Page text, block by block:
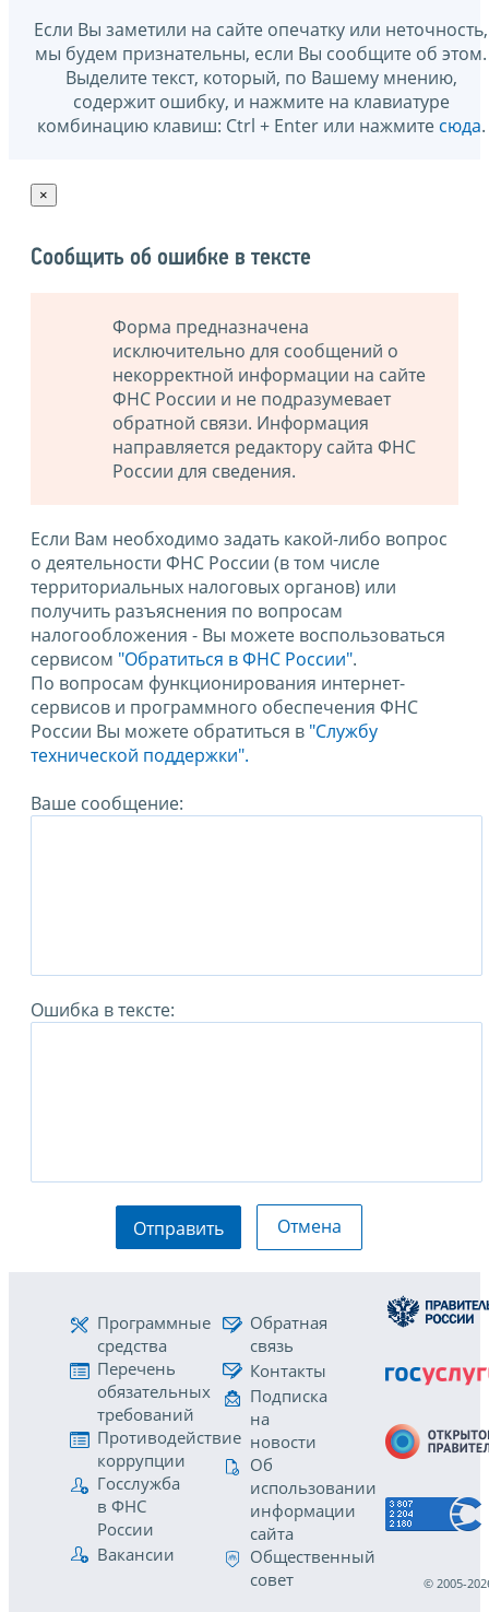
Если Вы заметили на сайте опечатку или неточность,
мы будем признательны, если Вы сообщите об этом.
Выделите текст, который, по Вашему мнению,
содержит ошибку, и нажмите на клавиатуре
комбинацию клавиш: Ctrl + Enter или нажмите сюда.
×
Сообщить об ошибке в тексте
Форма предназначена
исключительно для сообщений о
некорректной информации на сайте
ФНС России и не подразумевает
обратной связи. Информация
направляется редактору сайта ФНС
России для сведения.
Если Вам необходимо задать какой-либо вопрос
о деятельности ФНС России (в том числе
территориальных налоговых органов) или
получить разъяснения по вопросам
налогообложения - Вы можете воспользоваться
сервисом "Обратиться в ФНС России".
По вопросам функционирования интернет-
сервисов и программного обеспечения ФНС
России Вы можете обратиться в "Службу
технической поддержки".
Ваше сообщение:
Ошибка в тексте:
Отправить Отмена
Программные
средства
Перечень
обязательных
требований
Противодействие
коррупции
Госслужба
в ФНС
России
Вакансии
Обратная
связь
Контакты
Подписка
на
новости
Об
использовании
информации
сайта
Общественный
совет
© 2005-